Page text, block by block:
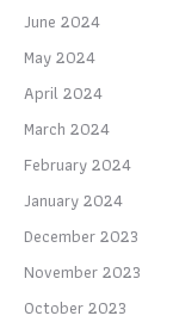
June 2024
May 2024
April 2024
March 2024
February 2024
January 2024
December 2023
November 2023
October 2023